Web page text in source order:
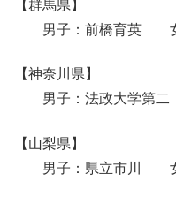
【群馬県】
男子：前橋育英 女
【神奈川県】
男子：法政大学第
【山梨県】
男子：県立市川 女